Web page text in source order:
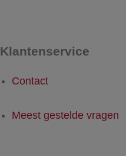
Klantenservice
Contact
Meest gestelde vragen